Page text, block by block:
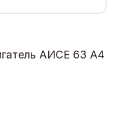
АИСЕ 63 А4